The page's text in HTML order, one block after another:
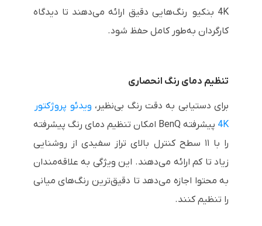
4K بنکیو رنگ‌هایی دقیق ارائه می‌دهند تا دیدگاه
کارگردان به‌طور کامل حفظ شود.
تنظیم دمای رنگ انحصاری
برای دستیابی به دقت رنگ بی‌نظیر، ویدئو پروژکتور
4K
پیشرفته BenQ امکان تنظیم دمای رنگ پیشرفته
را با ۱۱ سطح کنترل بالای تراز سفیدی از روشنایی
زیاد تا کم ارائه می‌دهند. این ویژگی به علاقه‌مندان
به محتوا اجازه می‌دهد تا دقیق‌ترین رنگ‌های میانی
را تنظیم کنند.